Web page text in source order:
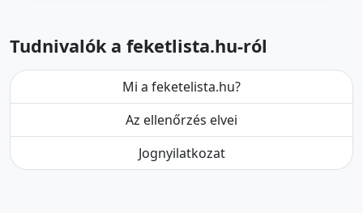
Tudnivalók a feketlista.hu-ról
Mi a feketelista.hu?
Az ellenőrzés elvei
Jognyilatkozat